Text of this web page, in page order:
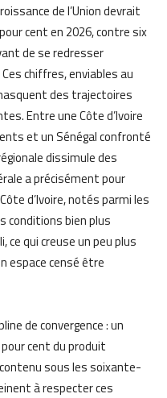
de l’Union devrait
cent en 2026, contre six
de se redresser
chiffres, enviables au
des trajectoires
Entre une Côte d’Ivoire
et un Sénégal confronté
dissimule des
a précisément pour
d’Ivoire, notés parmi les
conditions bien plus
ce qui creuse un peu plus
espace censé être
de convergence : un
cent du produit
sous les soixante-
à respecter ces